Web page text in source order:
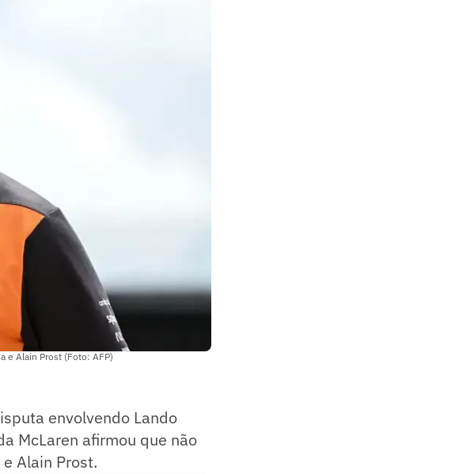
e Alain Prost (Foto: AFP)
envolvendo Lando
McLaren afirmou que não
Alain Prost.